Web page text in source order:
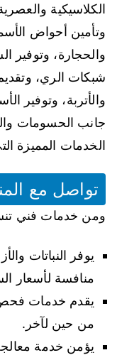
الكلاسيكية
وتأمين أحواض
والحجارة، وتوفير
شبكات الري،
والأتربة، وتوفير
جانب الحسومات
الخدمات المميزة التي
تواصل مع المنسق
ومن خدمات فني
يوفر النباتات
منافسة لأسعار
يقدم خدمات فحص
من حين لآخر.
يؤمن خدمة